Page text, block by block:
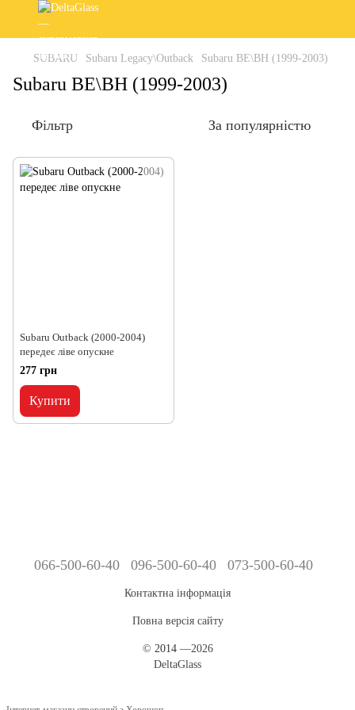
SUBARU Subaru Legacy\Outback Subaru BE\BH (1999-2003)
Subaru BE\BH (1999-2003)
Фільтр За популярністю
Subaru Outback (2000-2004)
передеє ліве опускне
277 грн
Купити
066-500-60-40 096-500-60-40 073-500-60-40
Контактна інформація
Повна версія сайту
© 2014—2026
DeltaGlass